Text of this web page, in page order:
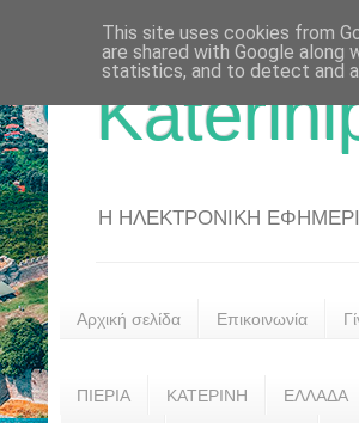
Η ΗΛΕΚΤΡΟΝΙΚΗ
Αρχική σελίδα Επικοινωνία
ΠΙΕΡΙΑ ΚΑΤΕΡΙΝΗ ΕΛΛΑΔΑ
This site uses cookies from
are shared with Google
statistics, and to detect and